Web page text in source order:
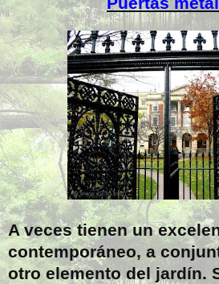
A veces tienen un
contemporáneo, a
otro elemento del jardín.